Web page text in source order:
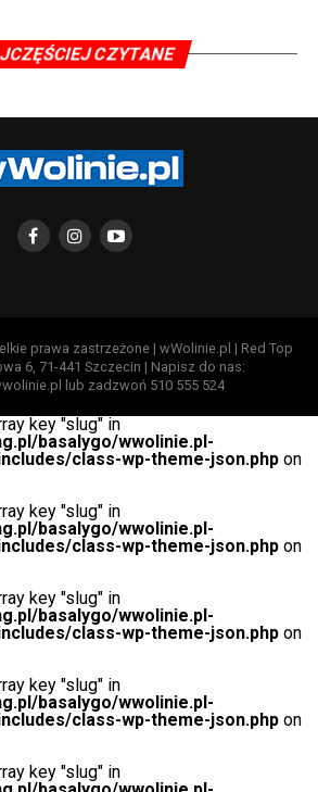
CZYTANE
prawa zastrzeżone | wWolinie.pl | Red Top
6, 71-441 Szczecin | Napisz do nas:
lub zadzwoń 510 555 524
key "slug" in
basalygo/wwolinie.pl-
class-wp-theme-json.php on
key "slug" in
basalygo/wwolinie.pl-
class-wp-theme-json.php on
key "slug" in
basalygo/wwolinie.pl-
class-wp-theme-json.php on
key "slug" in
basalygo/wwolinie.pl-
class-wp-theme-json.php on
key "slug" in